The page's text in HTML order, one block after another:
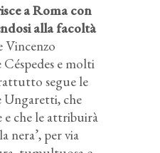
a Roma con
alla facoltà
Vincenzo
e molti
segue le
Ungaretti, che
e che le attribuirà
nera’, per via